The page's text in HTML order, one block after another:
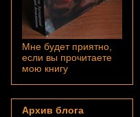
Мне будет приятно,
если вы прочитаете
мою книгу
Архив блога